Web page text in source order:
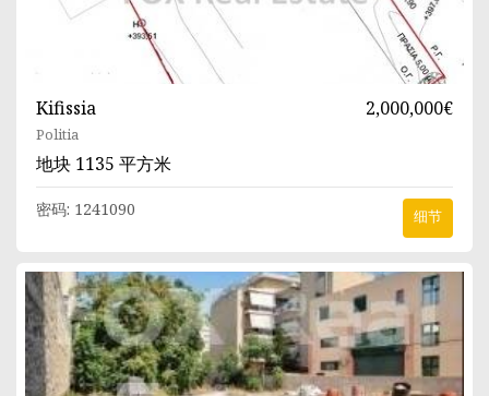
Kifissia 2,000,000€
Politia
地块 1135 平方米
密码: 1241090 细节